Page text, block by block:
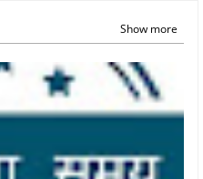
Show more